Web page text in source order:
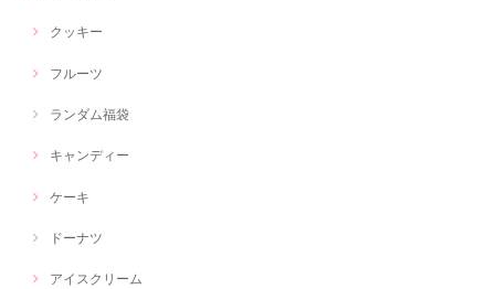
クッキー
フルーツ
ランダム福袋
キャンディー
ケーキ
ドーナツ
アイスクリーム